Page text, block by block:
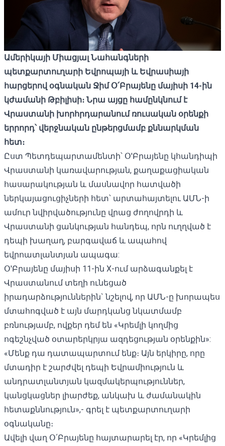
Ամերիկայի Միացյալ Նահանգների
պետքարտուղարի Եվրոպայի և Եվրասիայի
հարցերով օգնական Ջիմ Օ՛Բրայենը մայիսի 14-ին
կժամանի Թբիլիսի։ Նրա այցը համընկնում է
Վրաստանի խորհրդարանում ռուսական օրենքի
երրորդ՝ վերջնական ընթերցմամբ քննարկման
հետ։
Ըստ Պետդեպարտամենտի՝ Օ'Բրայենը կհանդիպի
Վրաստանի կառավարության, քաղաքացիական
հասարակության և մասնավոր հատվածի
ներկայացուցիչների հետ՝ արտահայտելու ԱՄՆ-ի
ամուր նվիրվածությունը վրաց ժողովրդի և
Վրաստանի ցանկության հանդեպ, որն ուղղված է
դեպի խաղաղ, բարգավաճ և ապահով
եվրոատլանտյան ապագա:
Օ'Բրայենը մայիսի 11-ին X-ում արձագանքել է
Վրաստանում տեղի ունեցած
իրադարձություններին` նշելով, որ ԱՄՆ-ը խորապես
մտահոգված է այն մարդկանց նկատմամբ
բռնությամբ, ովքեր դեմ են «Կրեմլի կողմից
ոգեշնչված օտարերկրյա ազդեցության օրենքին»:
«Մենք դա դատապարտում ենք։ Այն երկիրը, որը
մտադիր է շարժվել դեպի Եվրամիություն և
անդրատլանտյան կազմակերպություններ,
կանցկացներ լիարժեք, անկախ և ժամանակին
հետաքննություն»,- գրել է պետքարտուղարի
օգնականը։
Ավելի վաղ Օ՛Բրայենը հայտարարել էր, որ «Կրեմլից